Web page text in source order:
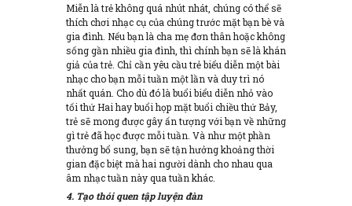
Miễn là trẻ không quá nhút nhát, chúng có thể sẽ
thích chơi nhạc cụ của chúng trước mặt bạn bè và
gia đình. Nếu bạn là cha mẹ đơn thân hoặc không
sống gần nhiều gia đình, thì chính bạn sẽ là khán
giả của trẻ. Chỉ cần yêu cầu trẻ biểu diễn một bài
nhạc cho bạn mỗi tuần một lần và duy trì nó
nhất quán. Cho dù đó là buổi biểu diễn nhỏ vào
tối thứ Hai hay buổi họp mặt buổi chiều thứ Bảy,
trẻ sẽ mong được gây ấn tượng với bạn về những
gì trẻ đã học được mỗi tuần. Và như một phần
thưởng bổ sung, bạn sẽ tận hưởng khoảng thời
gian đặc biệt mà hai người dành cho nhau qua
âm nhạc tuần này qua tuần khác.
4. Tạo thói quen tập luyện đàn